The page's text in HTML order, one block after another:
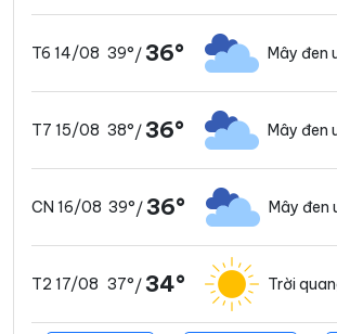
T6 14/08 39°/ 36° Mây đen
T7 15/08 38°/ 36° Mây đen
CN 16/08 39°/ 36° Mây đen
T2 17/08 37°/ 34° Trời